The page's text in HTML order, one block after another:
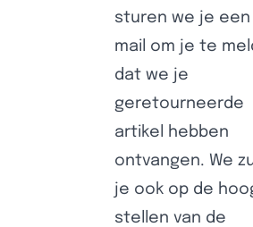
sturen we je
mail om je te
dat we je
geretourneerde
artikel hebben
ontvangen. We
je ook op de
stellen van de